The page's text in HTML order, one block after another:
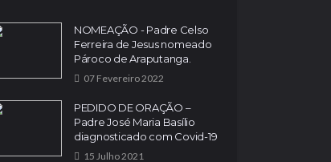
NOMEAÇÃO - Padre Celso
Ferreira de Jesus nomeado
Pároco de Araputanga.
07 Fevereiro 2022
PEDIDO DE ORAÇÃO –
Padre José Maria Basílio
diagnosticado com Covid-19
15 Julho 2021